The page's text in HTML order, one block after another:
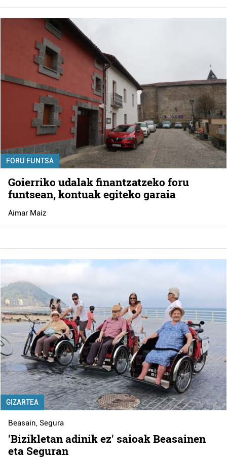
FORU FUNTSA
Goierriko udalak finantzatzeko foru
funtsean, kontuak egiteko garaia
Aimar Maiz
GIZARTEA
Beasain, Segura
'Bizikletan adinik ez' saioak Beasainen
eta Seguran